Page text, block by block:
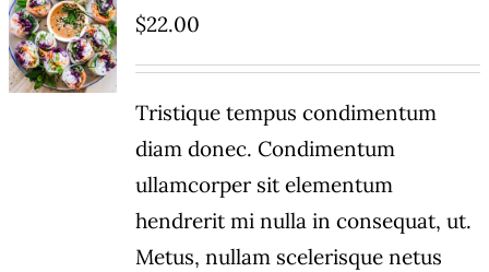
ADD TO
CART
/
DÉTAILS
$22.00
Tristique tempus condimentum
diam donec. Condimentum
ullamcorper sit elementum
hendrerit mi nulla in consequat, ut.
Metus, nullam scelerisque netus